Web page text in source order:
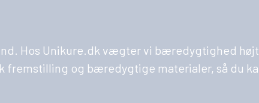
Hos Unikure.dk vægter vi bæredygtighed
fremstilling og bæredygtige materialer, så du